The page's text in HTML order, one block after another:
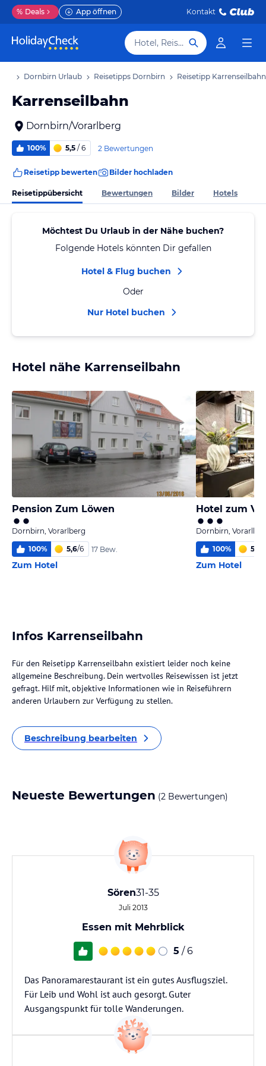
% Deals App öffnen Kontakt
Hotel, Reiseziel
Dornbirn Urlaub Reisetipps Dornbirn Reisetipp Karrenseilbahn
Karrenseilbahn
Dornbirn/Vorarlberg
100% 5,5 / 6 2 Bewertungen
Reisetipp bewerten Bilder hochladen
Reisetippübersicht Bewertungen Bilder Hotels
Möchtest Du Urlaub in der Nähe buchen?
Folgende Hotels könnten Dir gefallen
Hotel & Flug buchen
Oder
Nur Hotel buchen
Hotel nähe Karrenseilbahn
Pension Zum Löwen
Dornbirn, Vorarlberg
100% 5,6/6 17 Bew.
Zum Hotel
Hotel zum
Dornbirn,
100% 5,1
Zum Hotel
Infos Karrenseilbahn
Für den Reisetipp Karrenseilbahn existiert leider noch keine
allgemeine Beschreibung. Dein wertvolles Reisewissen ist jetzt
gefragt. Hilf mit, objektive Informationen wie in Reiseführern
anderen Urlaubern zur Verfügung zu stellen.
Beschreibung bearbeiten
Neueste Bewertungen (2 Bewertungen)
Sören31-35
Juli 2013
Essen mit Mehrblick
5 / 6
Das Panoramarestaurant ist ein gutes Ausflugsziel.
Für Leib und Wohl ist auch gesorgt. Guter
Ausgangspunkt für tolle Wanderungen.